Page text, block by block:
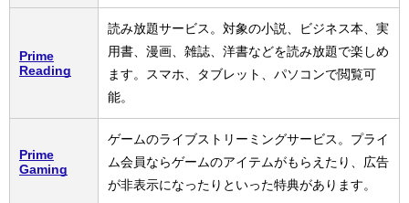
Prime
Reading
読み放題サービス。対象の小説、ビジネス本、実
用書、漫画、雑誌、洋書などを読み放題で楽しめ
ます。スマホ、タブレット、パソコンで閲覧可
能。
Prime
Gaming
ゲームのライブストリーミングサービス。プライ
ム会員ならゲームのアイテムがもらえたり、広告
が非表示になったりといった特典があります。